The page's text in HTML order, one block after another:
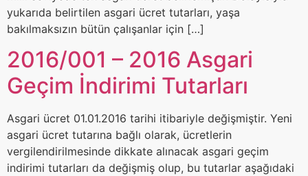
yukarıda belirtilen asgari ücret tutarları, yaşa
bakılmaksızın bütün çalışanlar için […]
2016/001 – 2016 Asgari
Geçim İndirimi Tutarları
Asgari ücret 01.01.2016 tarihi itibariyle değişmiştir. Yeni
asgari ücret tutarına bağlı olarak, ücretlerin
vergilendirilmesinde dikkate alınacak asgari geçim
indirimi tutarları da değişmiş olup, bu tutarlar aşağıdaki